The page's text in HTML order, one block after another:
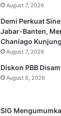
August 7, 2026
Demi Perkuat
Jabar-Banten,
Chaniago
August 7, 2026
Diskon PBB
August 6, 2026
SIG